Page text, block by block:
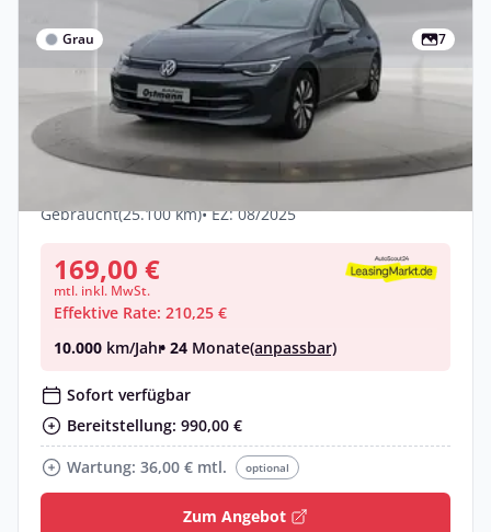
Grau 7
Privat & Gewerbe
Volkswagen Golf VIII 1.5 eTSI Goal ACC
AHK RFK Matrix CarPla
Gebraucht(25.100 km)• EZ: 08/2025
169,00 €
mtl. inkl. MwSt.
Effektive Rate: 210,25 €
10.000 km/Jahr• 24 Monate(anpassbar)
Sofort verfügbar
Bereitstellung: 990,00 €
Wartung: 36,00 € mtl.
optional
Zum Angebot